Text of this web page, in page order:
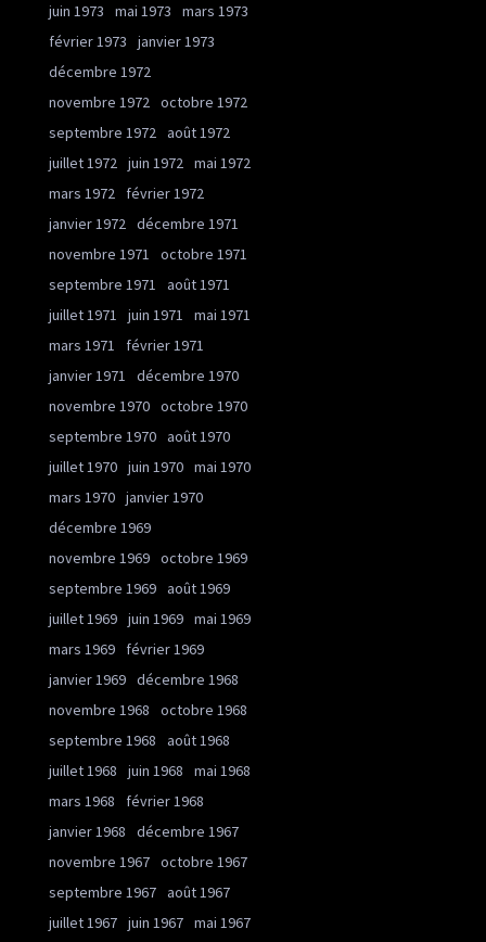
juin 1973
mai 1973
mars 1973
février 1973
janvier 1973
décembre 1972
novembre 1972 octobre 1972
septembre 1972 août 1972
juillet 1972 juin 1972 mai 1972
mars 1972
février 1972
janvier 1972 décembre 1971
novembre 1971
octobre 1971
septembre 1971
août 1971
juillet 1971
juin 1971
mai 1971
mars 1971
février 1971
janvier 1971
décembre 1970
novembre 1970 octobre 1970
septembre 1970 août 1970
juillet 1970 juin 1970 mai 1970
mars 1970 janvier 1970
décembre 1969
novembre 1969 octobre 1969
septembre 1969 août 1969
juillet 1969 juin 1969 mai 1969
mars 1969
février 1969
janvier 1969 décembre 1968
novembre 1968
octobre 1968
septembre 1968
août 1968
juillet 1968
juin 1968
mai 1968
mars 1968
février 1968
janvier 1968
décembre 1967
novembre 1967 octobre 1967
septembre 1967 août 1967
juillet 1967 juin 1967 mai 1967